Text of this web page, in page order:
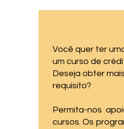
Você quer ter
um curso de
Deseja obter
requisito?
Permita-nos
cursos. Os